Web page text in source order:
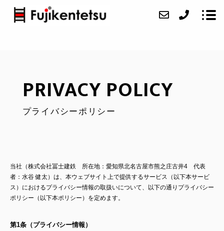
鉄骨工事
関連サイト
PRIVACY POLICY
プライバシーポリシー
当社（株式会社冨士建鉄 所在地：愛知県北名古屋市熊之庄古井4 代表
者：水谷 健太）は、本ウェブサイト上で提供するサービス（以下本サービ
ス）におけるプライバシー情報の取扱いについて、以下の通りプライバシー
ポリシー（以下本ポリシー）を定めます。
第1条（プライバシー情報）